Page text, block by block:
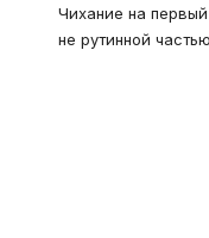
Чихание на
не рутинной